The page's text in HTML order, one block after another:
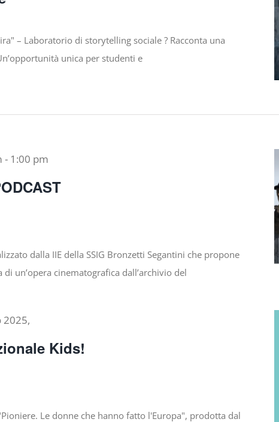
– Laboratorio di storytelling sociale ? Racconta una
unica per studenti e
- 1:00 pm
dalla IIE della SSIG Bronzetti Segantini che propone
un’opera cinematografica dall’archivio del
Kids!
2025,
Le donne che hanno fatto l'Europa", prodotta dal